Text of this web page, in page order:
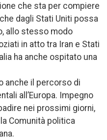
che sta per compiere
dagli Stati Uniti possa
allo stesso modo
in atto tra Iran e Stati
ha anche ospitato una
anche il percorso di
all’Europa. Impegno
nei prossimi giorni,
Comunità politica